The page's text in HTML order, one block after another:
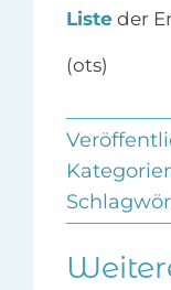
Listeder
(ots)